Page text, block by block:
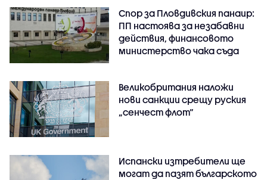
Спор за Пловдивския панаир:
ПП настоява за незабавни
действия, финансовото
министерство чака съда
Великобритания наложи
нови санкции срещу руския
„сенчест флот“
Испански изтребители ще
могат да пазят българското